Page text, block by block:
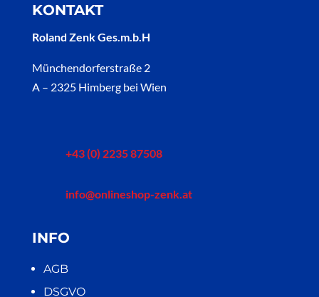
KONTAKT
Roland Zenk Ges.m.b.H
Münchendorferstraße 2
A – 2325 Himberg bei Wien
+43 (0) 2235 87508
info@onlineshop-zenk.at
INFO
AGB
DSGVO